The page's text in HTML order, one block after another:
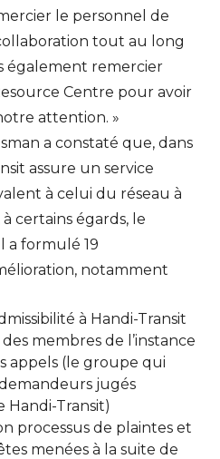
le personnel de
tout au long
également remercier
Centre pour avoir
attention. »
a constaté que, dans
assure un service
à celui du réseau à
certains égards, le
a formulé 19
notamment
à Handi-Transit
membres de l’instance
appels (le groupe qui
jugés
Handi-Transit)
processus de plaintes et
menées à la suite de